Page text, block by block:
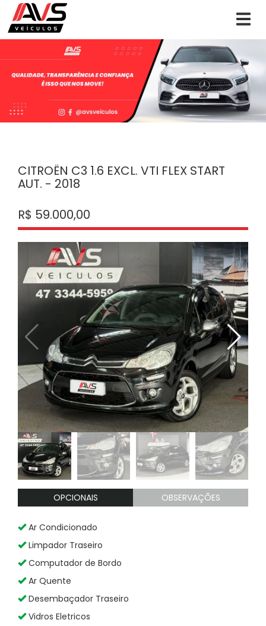
CITROËN C3 1.6 EXCL. VTI FLEX START
AUT. - 2018
R$ 59.000,00
OPCIONAIS OBSERVAÇÕES
Ar Condicionado
Limpador Traseiro
Computador de Bordo
Ar Quente
Desembaçador Traseiro
Vidros Eletricos